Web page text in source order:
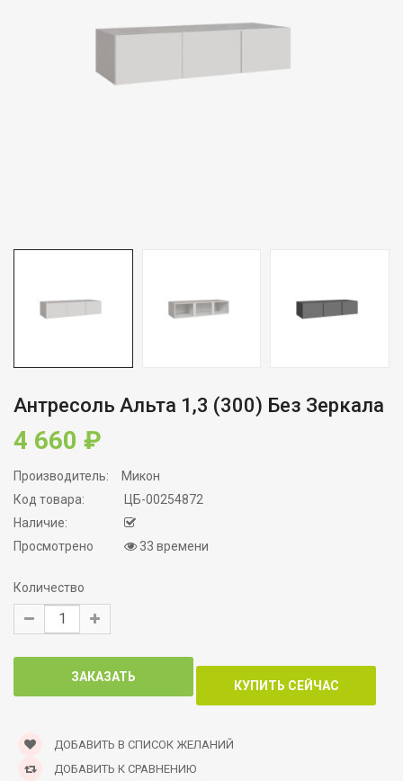
Антресоль Альта 1,3 (300) Без Зеркала
4 660 ₽
Производитель:
Микон
Код товара:
ЦБ-00254872
Наличие:
Просмотрено
33 времени
Количество
ДОБАВИТЬ В СПИСОК ЖЕЛАНИЙ
ДОБАВИТЬ К СРАВНЕНИЮ